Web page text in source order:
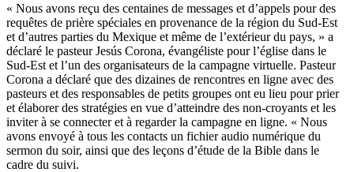
« Nous avons reçu des centaines de messages et d’appels pour des
requêtes de prière spéciales en provenance de la région du Sud-Est
et d’autres parties du Mexique et même de l’extérieur du pays, » a
déclaré le pasteur Jesús Corona, évangéliste pour l’église dans le
Sud-Est et l’un des organisateurs de la campagne virtuelle. Pasteur
Corona a déclaré que des dizaines de rencontres en ligne avec des
pasteurs et des responsables de petits groupes ont eu lieu pour prier
et élaborer des stratégies en vue d’atteindre des non-croyants et les
inviter à se connecter et à regarder la campagne en ligne. « Nous
avons envoyé à tous les contacts un fichier audio numérique du
sermon du soir, ainsi que des leçons d’étude de la Bible dans le
cadre du suivi.